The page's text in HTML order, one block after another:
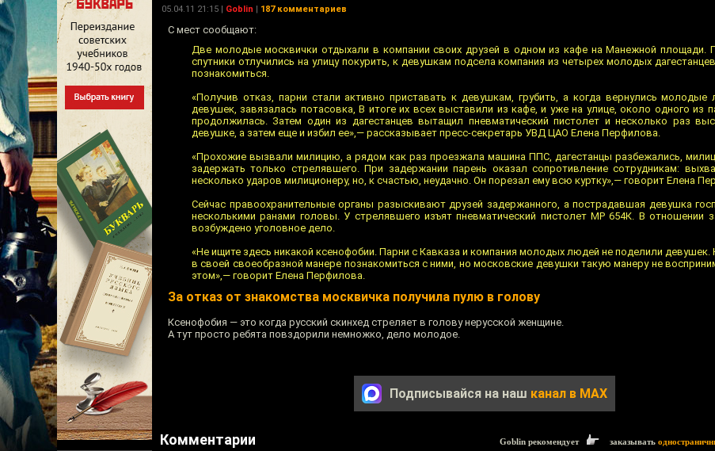
05.04.11 21:15 | Goblin | 187 комментариев
С мест сообщают:
Две молодые москвички отдыхали в компании своих друзей в одном из кафе на Манежной площади.
спутники отлучились на улицу покурить, к девушкам подсела компания из четырех молодых
познакомиться.
«Получив отказ, парни стали активно приставать к девушкам, грубить, а когда вернулись
девушек, завязалась потасовка, В итоге их всех выставили из кафе, и уже на улице, около одного из
продолжилась. Затем один из дагестанцев вытащил пневматический пистолет и несколько раз
девушке, а затем еще и избил ее»,— рассказывает пресс-секретарь УВД ЦАО Елена Перфилова.
«Прохожие вызвали милицию, а рядом как раз проезжала машина ППС, дагестанцы разбежались,
задержать только стрелявшего. При задержании парень оказал сопротивление сотрудникам:
несколько ударов милиционеру, но, к счастью, неудачно. Он порезал ему всю куртку»,— говорит Елена
Сейчас правоохранительные органы разыскивают друзей задержанного, а пострадавшая девушка
несколькими ранами головы. У стрелявшего изъят пневматический пистолет МР 654К. В отношении
возбуждено уголовное дело.
«Не ищите здесь никакой ксенофобии. Парни с Кавказа и компания молодых людей не поделили
в своей своеобразной манере познакомиться с ними, но московские девушки такую манеру не
этом»,— говорит Елена Перфилова.
За отказ от знакомства москвичка получила пулю в голову
Ксенофобия — это когда русский скинхед стреляет в голову нерусской женщине.
А тут просто ребята повздорили немножко, дело молодое.
Подписывайся на наш канал в MAX
Комментарии Goblin рекомендует заказывать